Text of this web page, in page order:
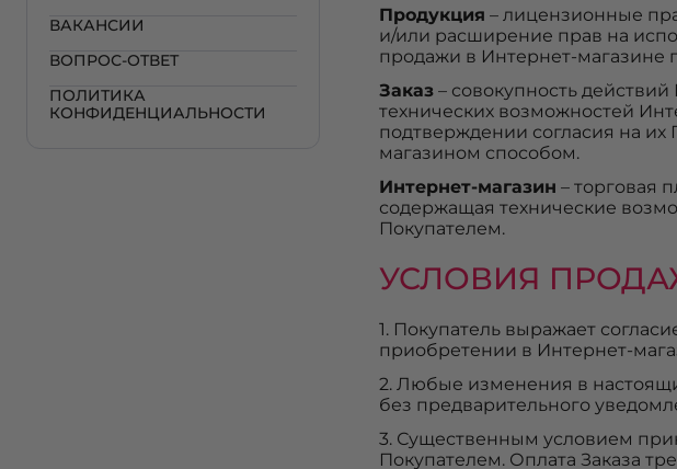
ВАКАНСИИ
ВОПРОС-ОТВЕТ
ПОЛИТИКА
КОНФИДЕНЦИАЛЬНОСТИ
Продукция – лицензионные
и/или расширение прав на
продажи в Интернет-магазине
Заказ – совокупность
технических возможностей
подтверждении согласия на
магазином способом.
Интернет-магазин – торговая
содержащая технические
Покупателем.
УСЛОВИЯ
1. Покупатель выражает
приобретении в Интернет-
2. Любые изменения в
без предварительного
3. Существенным условием
Покупателем. Оплата Заказа